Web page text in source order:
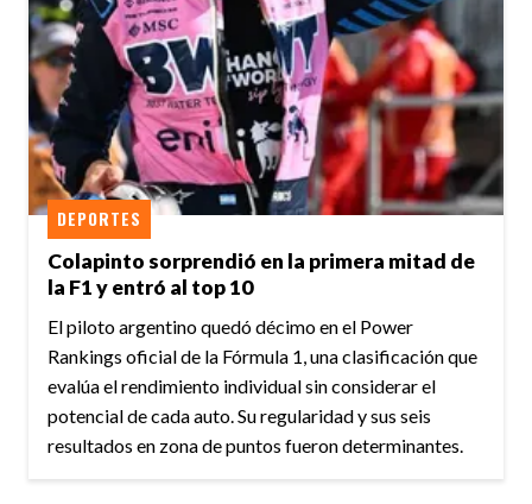
Colapinto sorprendió en la primera mitad de
la F1 y entró al top 10
DEPORTES
El piloto argentino quedó décimo en el Power
Rankings oficial de la Fórmula 1, una clasificación que
evalúa el rendimiento individual sin considerar el
potencial de cada auto. Su regularidad y sus seis
resultados en zona de puntos fueron determinantes.